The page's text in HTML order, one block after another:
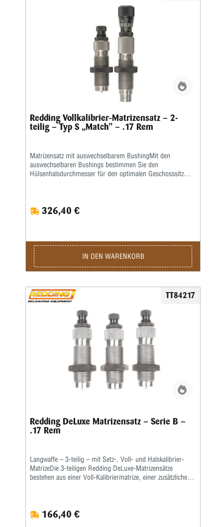
Redding Vollkalibrier-Matrizensatz – 2-
teilig – Typ S „Match” – .17 Rem
Matrizensatz mit auswechselbarem BushingMit den
auswechselbaren Bushings bestimmen Sie den
Hülsenhalsdurchmesser für den optimalen Geschosssitz
Bushing- Body Die- Competition-SetzmatrizeDie Bushings
sind nicht im Satz enthalten, bitte extra ordern.
326,40 €
IN DEN WARENKORB
TT84217
Redding DeLuxe Matrizensatz – Serie B –
.17 Rem
Langwaffe – 3-teilig – mit Setz-, Voll- und Halskalibrier-
MatrizeDie 3-teiligen Redding DeLuxe-Matrizensätze
bestehen aus einer Voll-Kalibriermatrize, einer zusätzlichen
einem universellen Standardsetzstempel ist passend für alle
gängigen Geschossformen und kann zudem auch zum
166,40 €